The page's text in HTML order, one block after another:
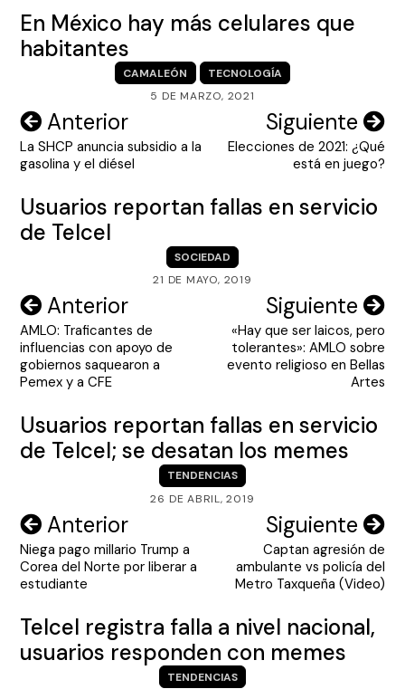
En México hay más celulares que
habitantes
CAMALEÓN
TECNOLOGÍA
5 DE MARZO, 2021
Navegación
de
Anterior
La SHCP anuncia subsidio a la
gasolina y el diésel
Siguiente
Elecciones de 2021: ¿Qué
está en juego?
Usuarios reportan fallas en servicio
de Telcel
SOCIEDAD
21 DE MAYO, 2019
Navegación
de
entradas
Anterior
AMLO: Traficantes de
influencias con apoyo de
gobiernos saquearon a
Pemex y a CFE
Siguiente
«Hay que ser laicos, pero
tolerantes»: AMLO sobre
evento religioso en Bellas
Artes
Usuarios reportan fallas en servicio
de Telcel; se desatan los memes
TENDENCIAS
26 DE ABRIL, 2019
Navegación
de
entradas
Anterior
Niega pago millario Trump a
Corea del Norte por liberar a
estudiante
Siguiente
Captan agresión de
ambulante vs policía del
Metro Taxqueña (Video)
Telcel registra falla a nivel nacional,
usuarios responden con memes
TENDENCIAS